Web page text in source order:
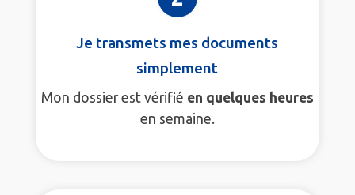
Je transmets mes documents
simplement
Mon dossier est vérifié en quelques heures
en semaine.